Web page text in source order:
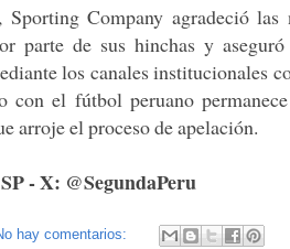
Sporting Company agradeció las
parte de sus hinchas y
los canales institucionales
con el fútbol peruano
arroje el proceso de apelación.
- X: @SegundaPeru
hay comentarios: